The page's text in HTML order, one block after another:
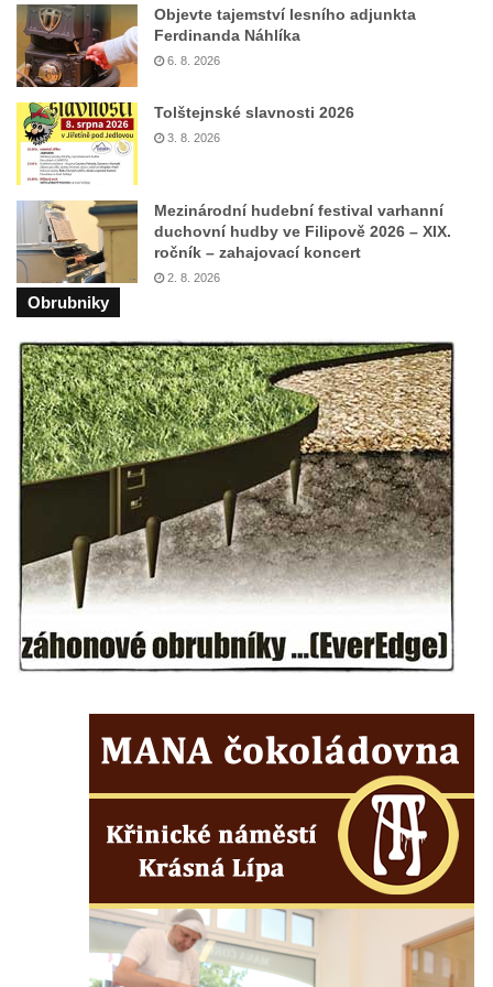
Pomník Přemysla Otakara II. v parku Na
Sadech v Českých Budějovicích
Socha Mateřství v parku Na Sadech v
Českých Budějovicích
Památník Otokara Mokrého v parku Na
Sadech v Českých Budějovicích
Poslední dochovaný tramvajový sloup na
Pražské třídě v Českých Budějovicích
Socha Civilizovaní na Husově třídě v
Českých Budějovicích
Socha svatého Jana Nepomuckého Na
Sadech u Mlýnské stoky v Českých
Budějovicích
Sochy brouků u Mlýnské stoky v Českých
Budějovicích
Socha svatého Vincence Ferrerského na
nádvoří kláštera dominikánů v Českých
Budějovicích
Socha svatého Zachariáše na nádvoří
kláštera dominikánů v Českých
Budějovicích
Socha svatého Josefa na nádvoří kláštera
Socha svaté Anny na nádvoří kláštera
dominikánů v Českých Budějovicích
Socha svatého Dominika na nádvoří
kláštera dominikánů v Českých
Budějovicích
dominikánů u Piaristického náměstí v
Českých Budějovicích
Objevte tajemství lesního adjunkta
Ferdinanda Náhlíka
6. 8. 2026
Tolštejnské slavnosti 2026
3. 8. 2026
Mezinárodní hudební festival varhanní
duchovní hudby ve Filipově 2026 – XIX.
ročník – zahajovací koncert
2. 8. 2026
Obrubniky